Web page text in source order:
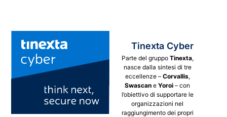
Tinexta Cyber
Parte del gruppo Tinexta,
nasce dalla sintesi di tre
eccellenze – Corvallis,
Swascan eYoroi – con
l’obiettivo di supportare le
organizzazioni nel
raggiungimento dei propri